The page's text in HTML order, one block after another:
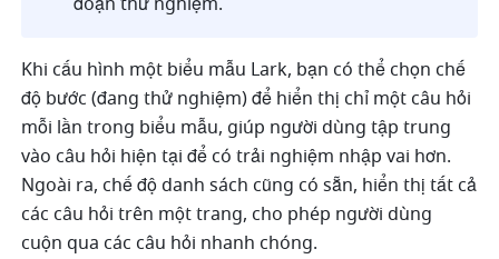
Khi cấu hình một biểu mẫu Lark, bạn có thể chọn chế
độ bước (đang thử nghiệm) để hiển thị chỉ một câu hỏi
mỗi lần trong biểu mẫu, giúp người dùng tập trung
vào câu hỏi hiện tại để có trải nghiệm nhập vai hơn.
Ngoài ra, chế độ danh sách cũng có sẵn, hiển thị tất cả
các câu hỏi trên một trang, cho phép người dùng
cuộn qua các câu hỏi nhanh chóng.